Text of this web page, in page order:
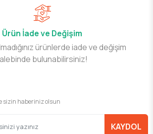
Ürün İade ve Değişim
ürünlerde iade ve değişim
bulunabilirsiniz!
sizin haberiniz olsun
KAYDOL